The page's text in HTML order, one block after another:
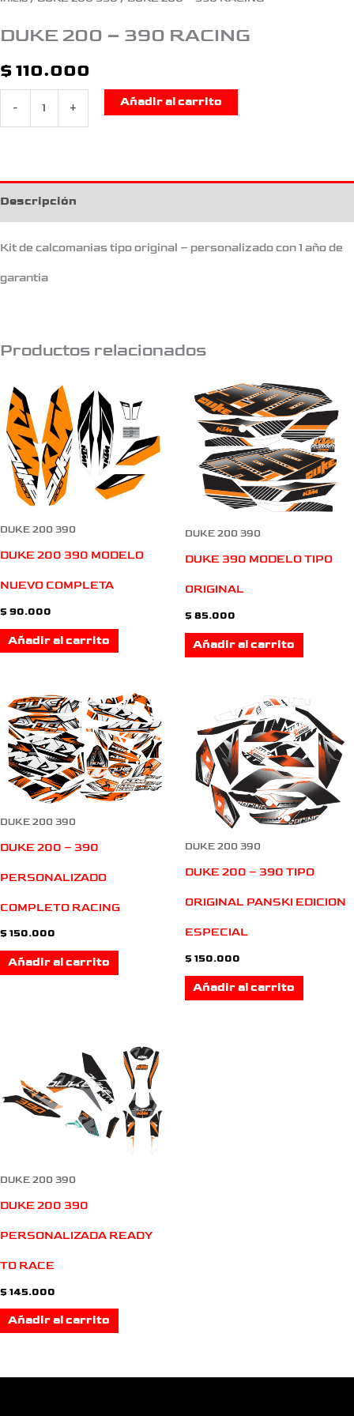
DUKE 200 – 390 RACING
$ 110.000
- +
Añadir al carrito
Descripción
Kit de calcomanias tipo original – personalizado con 1 año de
garantia
Productos relacionados
DUKE 200 390
DUKE 200 390 MODELO
NUEVO COMPLETA
$ 90.000
Añadir al carrito
DUKE 200 390
DUKE 390 MODELO TIPO
ORIGINAL
$ 85.000
Añadir al carrito
DUKE 200 390
DUKE 200 – 390
PERSONALIZADO
COMPLETO RACING
$ 150.000
Añadir al carrito
DUKE 200 390
DUKE 200 – 390 TIPO
ORIGINAL PANSKI EDICION
ESPECIAL
$ 150.000
Añadir al carrito
DUKE 200 390
DUKE 200 390
PERSONALIZADA READY
TO RACE
$ 145.000
Añadir al carrito